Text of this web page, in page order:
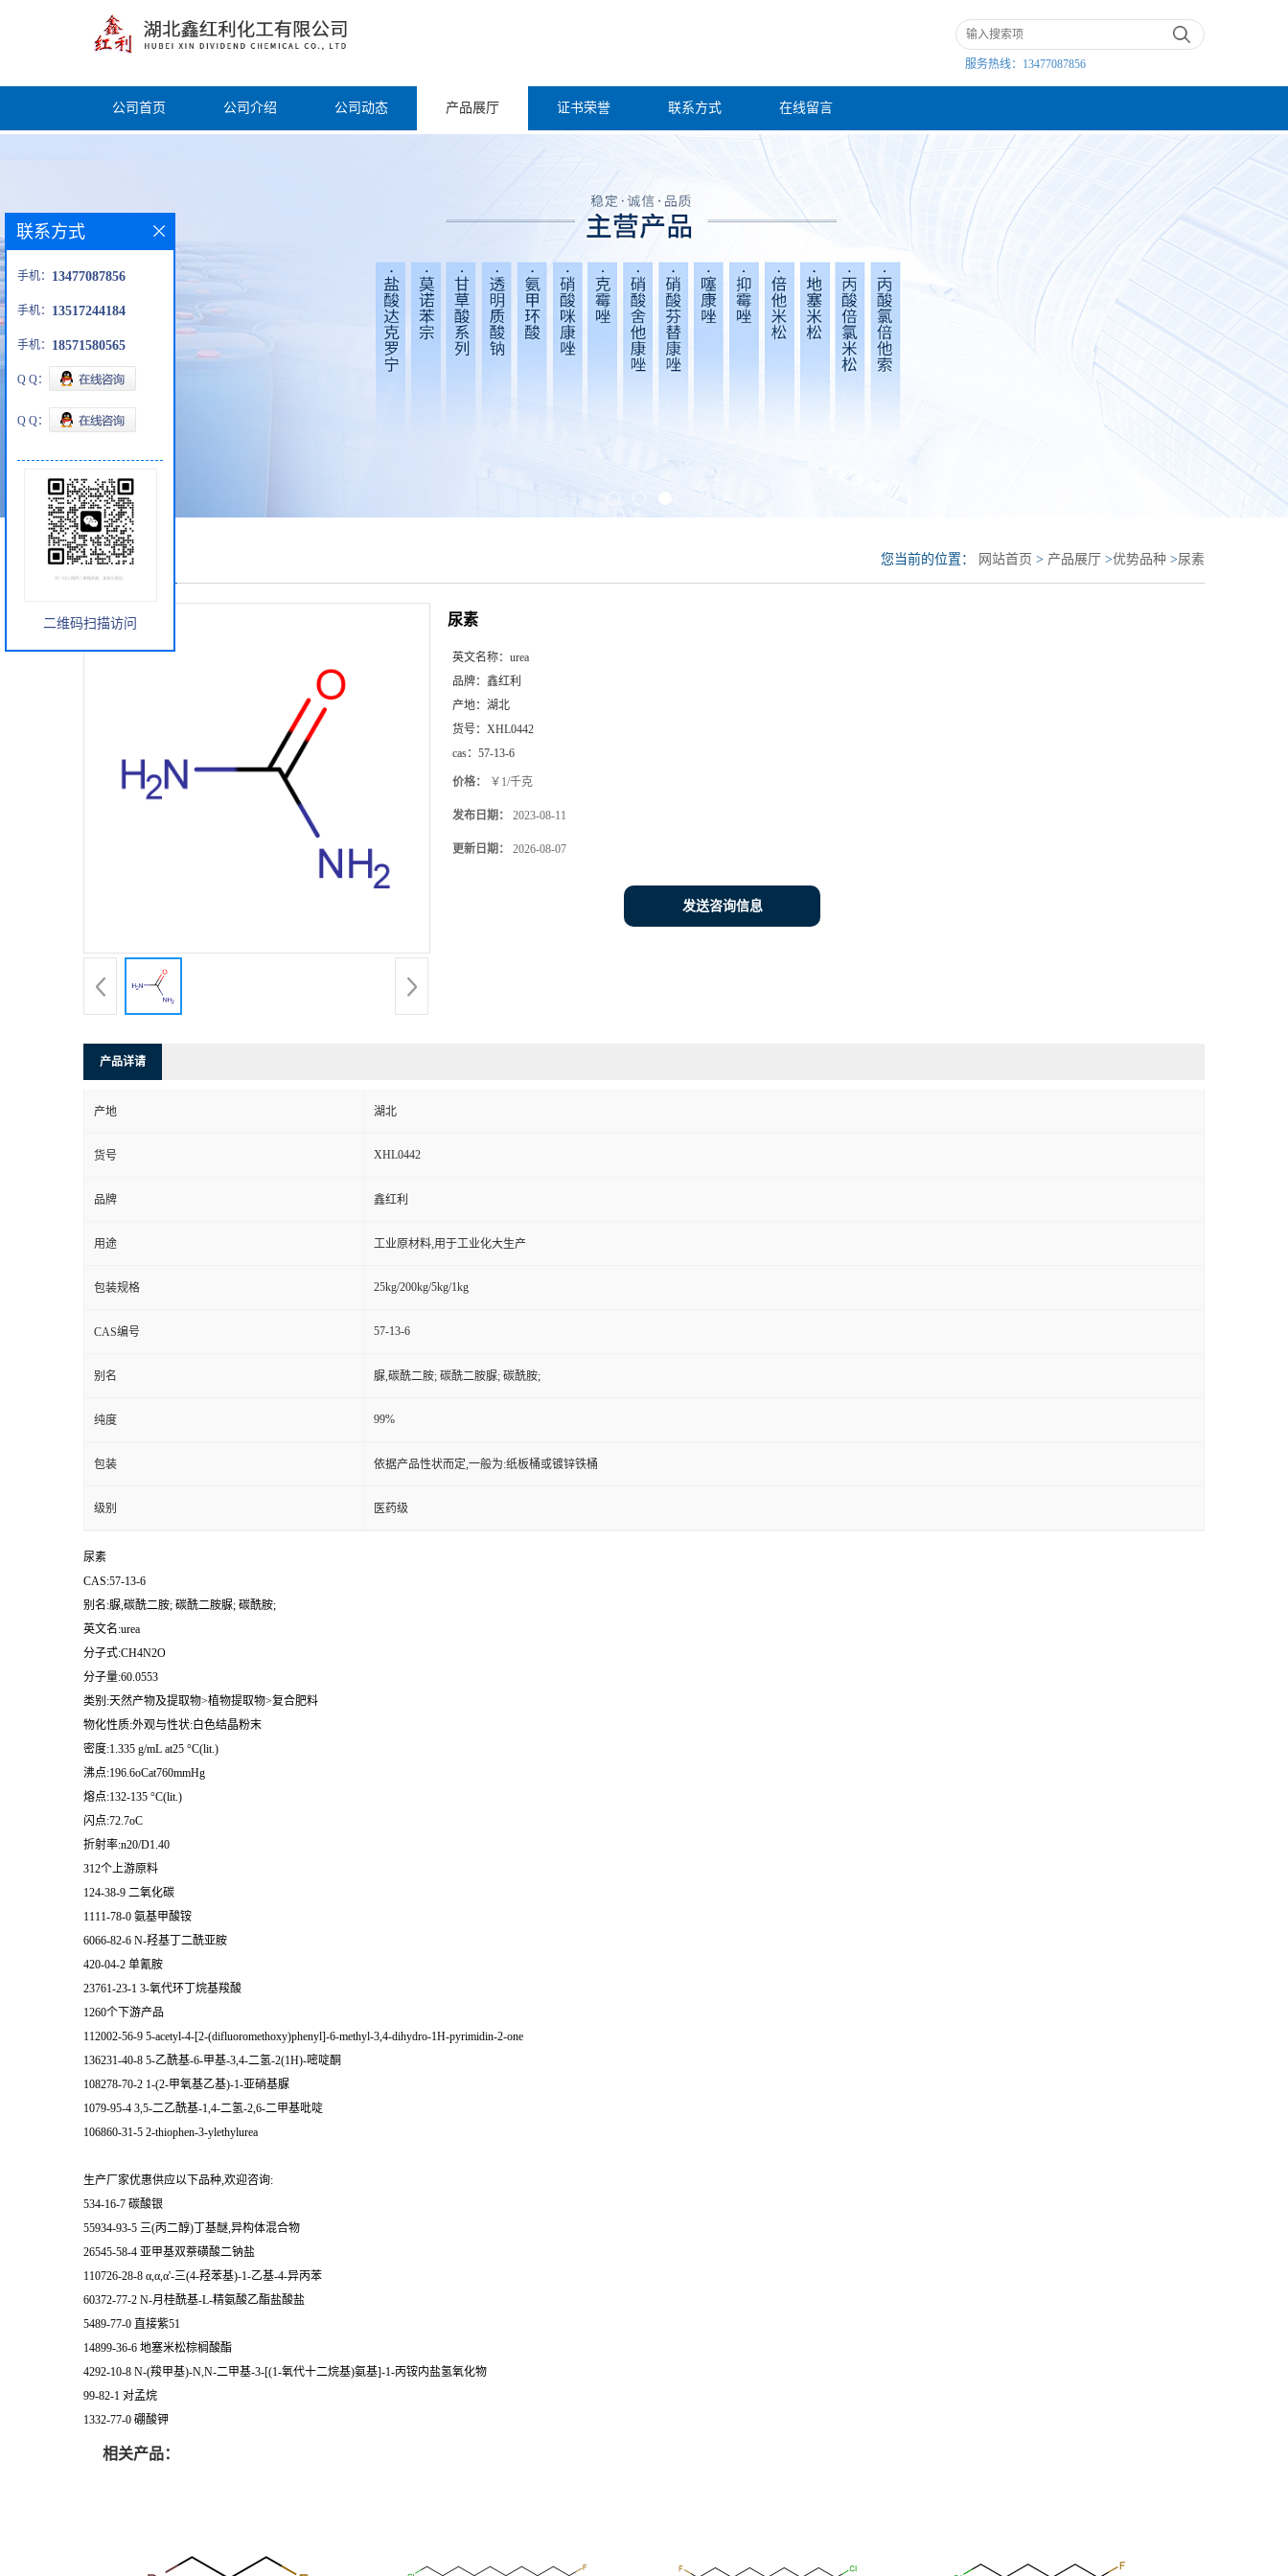
服务热线： 13477087856
公司首页 公司介绍 公司动态 产品展厅 证书荣誉 联系方式 在线留言
产品展厅 您当前的位置： 网站首页 > 产品展厅 >优势品种 >尿素
尿素
英文名称： urea
品牌： 鑫红利
产地： 湖北
货号： XHL0442
cas： 57-13-6
价格： ￥1/千克
发布日期： 2023-08-11
更新日期： 2026-08-07
发送咨询信息
产品详请
产地 湖北
货号 XHL0442
品牌 鑫红利
用途 工业原材料,用于工业化大生产
包装规格 25kg/200kg/5kg/1kg
CAS编号 57-13-6
别名 脲,碳酰二胺; 碳酰二胺脲; 碳酰胺;
纯度 99%
包装 依据产品性状而定,一般为:纸板桶或镀锌铁桶
级别 医药级
尿素
CAS:57-13-6
别名:脲,碳酰二胺; 碳酰二胺脲; 碳酰胺;
英文名:urea
分子式:CH4N2O
分子量:60.0553
类别:天然产物及提取物>植物提取物>复合肥料
物化性质:外观与性状:白色结晶粉末
密度:1.335 g/mL at25 °C(lit.)
沸点:196.6oCat760mmHg
熔点:132-135 °C(lit.)
闪点:72.7oC
折射率:n20/D1.40
312个上游原料
124-38-9 二氧化碳
1111-78-0 氨基甲酸铵
6066-82-6 N-羟基丁二酰亚胺
420-04-2 单氰胺
23761-23-1 3-氧代环丁烷基羧酸
1260个下游产品
112002-56-9 5-acetyl-4-[2-(difluoromethoxy)phenyl]-6-methyl-3,4-dihydro-1H-pyrimidin-2-one
136231-40-8 5-乙酰基-6-甲基-3,4-二氢-2(1H)-嘧啶酮
108278-70-2 1-(2-甲氧基乙基)-1-亚硝基脲
1079-95-4 3,5-二乙酰基-1,4-二氢-2,6-二甲基吡啶
106860-31-5 2-thiophen-3-ylethylurea
生产厂家优惠供应以下品种,欢迎咨询:
534-16-7 碳酸银
55934-93-5 三(丙二醇)丁基醚,异构体混合物
26545-58-4 亚甲基双萘磺酸二钠盐
110726-28-8 α,α,α'-三(4-羟苯基)-1-乙基-4-异丙苯
60372-77-2 N-月桂酰基-L-精氨酸乙酯盐酸盐
5489-77-0 直接紫51
14899-36-6 地塞米松棕榈酸酯
4292-10-8 N-(羧甲基)-N,N-二甲基-3-[(1-氧代十二烷基)氨基]-1-丙铵内盐氢氧化物
99-82-1 对孟烷
1332-77-0 硼酸钾
相关产品：
联系方式
手机： 13477087856
手机： 13517244184
手机： 18571580565
Q Q：
Q Q：
二维码扫描访问